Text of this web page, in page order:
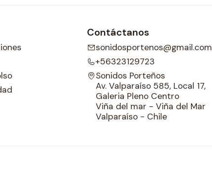
Contáctanos
sonidosportenos@gmail.com
+56323129723
Sonidos Porteños
Av. Valparaíso 585, Local 17,
Galeria Pleno Centro
Viña del mar - Viña del Mar
Valparaíso - Chile